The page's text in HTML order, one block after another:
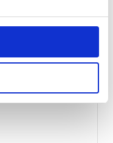
Dreams Åkpåse
kr